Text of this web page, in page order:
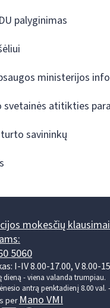
palyginimas
ministerijos
svetainės atitikties
savininkų
mokesčių
5060
I-IV 8.00-17.00, V 8.00-
dieną - viena valanda trumpiau.
antrą penktadienį 8.00 val.
perMano VMI